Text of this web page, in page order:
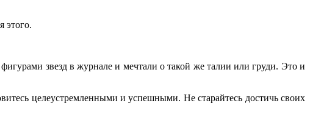
этого.
звезд в журнале и мечтали о такой же талии или груди. Это и
целеустремленными и успешными. Не старайтесь достичь своих